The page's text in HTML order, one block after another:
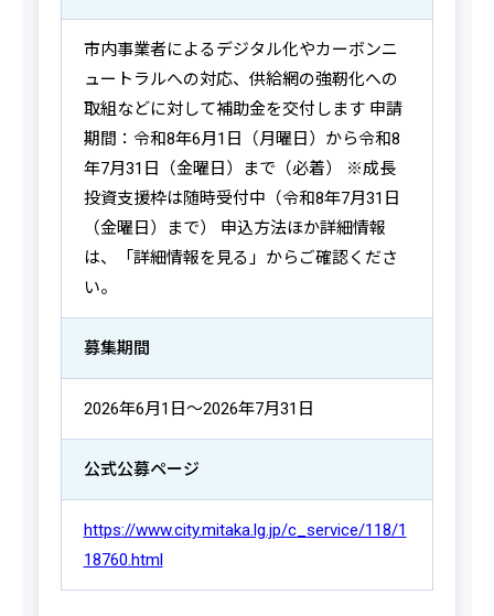
市内事業者によるデジタル化やカーボンニ
ュートラルへの対応、供給網の強靭化への
取組などに対して補助金を交付します 申請
期間：令和8年6月1日（月曜日）から令和8
年7月31日（金曜日）まで（必着） ※成長
投資支援枠は随時受付中（令和8年7月31日
（金曜日）まで） 申込方法ほか詳細情報
は、「詳細情報を見る」からご確認くださ
い。
募集期間
2026年6月1日～2026年7月31日
公式公募ページ
https://www.city.mitaka.lg.jp/c_service/118/1
18760.html